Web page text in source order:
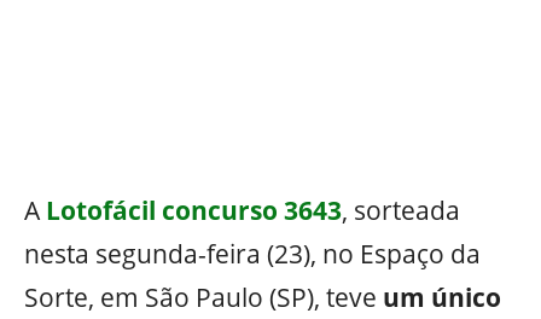
ALotofácil concurso 3643, sorteada
nesta segunda-feira (23), no Espaço da
Sorte, em São Paulo (SP), teve um único